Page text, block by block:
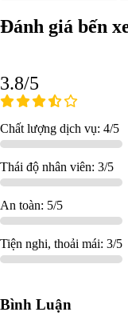
Đánh giá bến
3.8/5
Chất lượng dịch vụ: 4/5
Thái độ nhân viên: 3/5
An toàn: 5/5
Tiện nghi, thoải mái: 3/5
Bình Luận